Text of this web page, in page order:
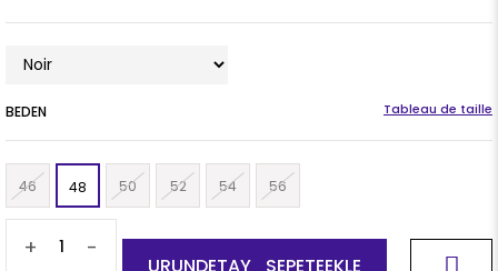
BEDEN
46 48 50 52 54 56
+ -